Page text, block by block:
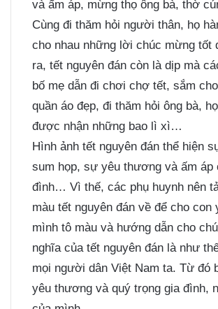
và ấm áp, mừng thọ ông bà, thờ
Cùng đi thăm hỏi người thân, họ
cho nhau những lời chúc mừng tốt
ra, tết nguyên đán còn là dịp mà
bố mẹ dẫn đi chơi chợ tết, sắm
quần áo đẹp, đi thăm hỏi ông bà,
được nhận những bao lì xì…
Hình ảnh tết nguyên đán thể hiện
sum họp, sự yêu thương và ấm áp
đình… Vì thế, các phụ huynh nên
màu tết nguyên đán về để cho con
mình tô màu và hướng dẫn cho
nghĩa của tết nguyên đán là như
mọi người dân Việt Nam ta. Từ đó
yêu thương và quý trọng gia đình,